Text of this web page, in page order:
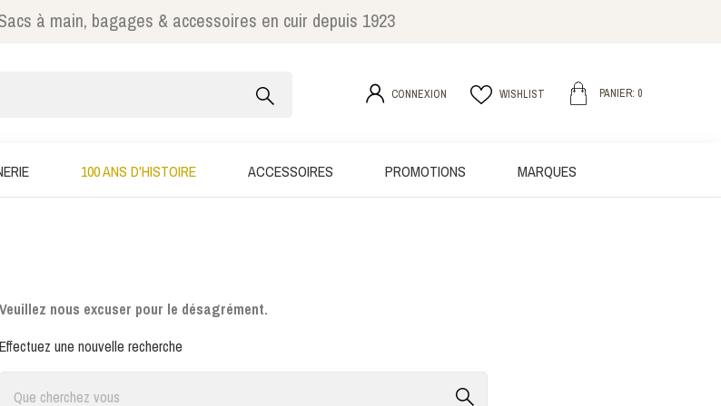
à main, bagages & accessoires en cuir depuis 1923
CONNEXION WISHLIST PANIER: 0
100 ANS D'HISTOIRE ACCESSOIRES PROMOTIONS MARQUES
Veuillez nous excuser pour le désagrément.
Effectuez une nouvelle recherche